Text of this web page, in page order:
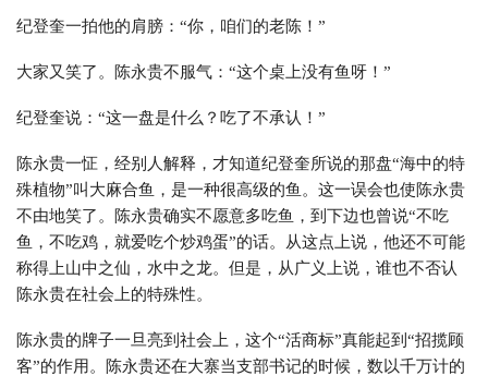
纪登奎一拍他的肩膀：“你，咱们的老陈！”
大家又笑了。陈永贵不服气：“这个桌上没有鱼呀！”
纪登奎说：“这一盘是什么？吃了不承认！”
陈永贵一怔，经别人解释，才知道纪登奎所说的那盘“海中的特
殊植物”叫大麻合鱼，是一种很高级的鱼。这一误会也使陈永贵
不由地笑了。陈永贵确实不愿意多吃鱼，到下边也曾说“不吃
鱼，不吃鸡，就爱吃个炒鸡蛋”的话。从这点上说，他还不可能
称得上山中之仙，水中之龙。但是，从广义上说，谁也不否认
陈永贵在社会上的特殊性。
陈永贵的牌子一旦亮到社会上，这个“活商标”真能起到“招揽顾
客”的作用。陈永贵还在大寨当支部书记的时候，数以千万计的